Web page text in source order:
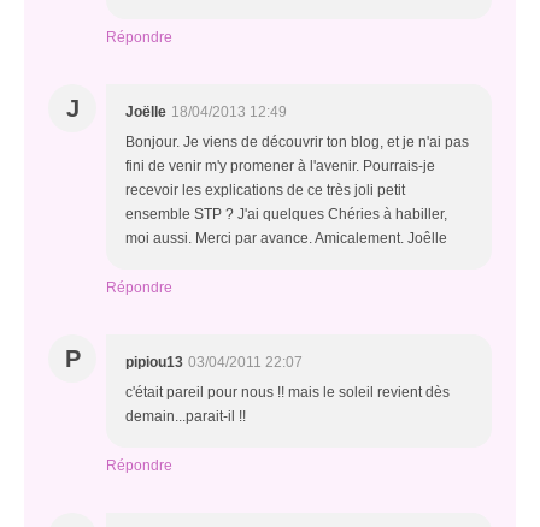
Répondre
J Joëlle 18/04/2013 12:49
Bonjour. Je viens de découvrir ton blog, et je n'ai pas
fini de venir m'y promener à l'avenir. Pourrais-je
recevoir les explications de ce très joli petit
ensemble STP ? J'ai quelques Chéries à habiller,
moi aussi. Merci par avance. Amicalement. Joêlle
Répondre
P pipiou13 03/04/2011 22:07
c'était pareil pour nous !! mais le soleil revient dès
demain...parait-il !!
Répondre